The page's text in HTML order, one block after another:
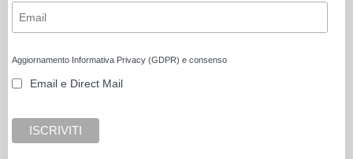
Aggiornamento Informativa Privacy (GDPR) e consenso
Email e Direct Mail